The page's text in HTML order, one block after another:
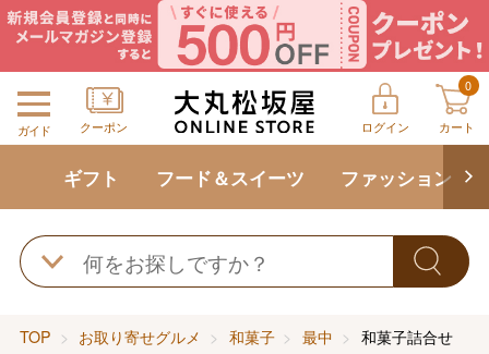
ガイド クーポン ログイン
0
カート
ギフト フード＆スイーツ ファッション
TOP お取り寄せグルメ 和菓子 最中 和菓子詰合せ